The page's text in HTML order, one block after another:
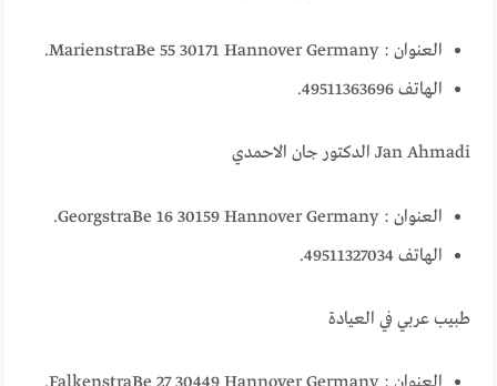
العنوان : MarienstraBe 55 30171 Hannover Germany.
الهاتف 49511363696.
Jan Ahmadi الدكتور جان الاحمدي
العنوان : GeorgstraBe 16 30159 Hannover Germany.
الهاتف 49511327034.
طبيب عربي في العيادة